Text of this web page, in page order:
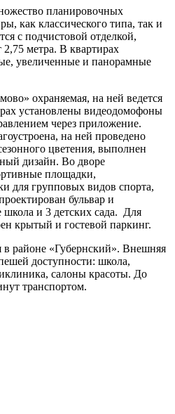
планировочных
как классического типа, так и
с подчистовой отделкой,
2,75 метра. В квартирах
увеличенные и панорамные
охраняемая, на ней ведется
установлены видеодомофоны
через приложение.
на ней проведено
цветения, выполнен
дизайн. Во дворе
площадки,
для групповых видов спорта,
бульвар и
школа и 3 детских сада. Для
крытый и гостевой паркинг.
районе «Губернский». Внешняя
доступности: школа,
салоны красоты. До
транспортом.